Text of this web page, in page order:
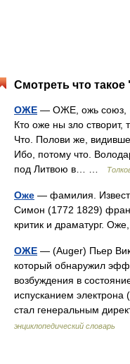
Смотреть что
ОЖЕ — ОЖЕ, ожь союз,
Кто оже ны зло
Что. Полови же,
Ибо, потому что.
под Литвою в… …
Оже — фамилия.
Симон (1772 1829)
критик и драматург.
ОЖЕ — (Auger) Пьер
который обнаружил
возбуждения в
испусканием
стал генеральным
энциклопедический словарь